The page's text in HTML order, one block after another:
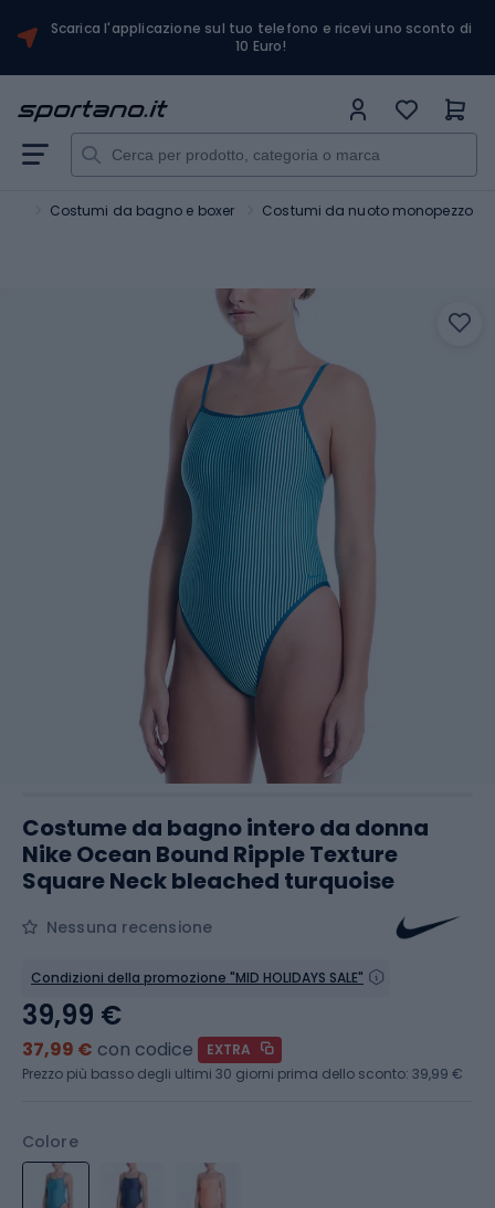
Scarica l'applicazione sul tuo telefono e ricevi uno sconto di
10 Euro!
Costumi da bagno e boxer Costumi da nuoto monopezzo
Costume da bagno intero da donna
Nike Ocean Bound Ripple Texture
Square Neck bleached turquoise
Nessuna recensione
Condizioni della promozione "MID HOLIDAYS SALE"
Colore
39,99 €
37,99 € con codice
EXTRA
Prezzo più basso degli ultimi 30 giorni prima dello sconto: 39,99 €